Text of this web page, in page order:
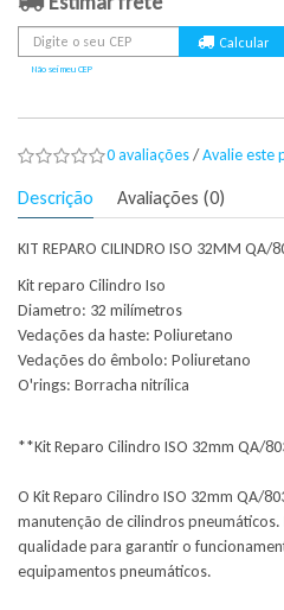
Não sei meu CEP
0 avaliações/Avalie este
Descrição Avaliações (0)
KIT REPARO CILINDRO ISO 32MM QA/
Kit reparo Cilindro Iso
Diametro: 32 milímetros
Vedações da haste: Poliuretano
Vedações do êmbolo: Poliuretano
O'rings: Borracha nitrílica
**Kit Reparo Cilindro ISO 32mm QA/
O Kit Reparo Cilindro ISO 32mm QA/
manutenção de cilindros
qualidade para garantir o
equipamentos pneumáticos.